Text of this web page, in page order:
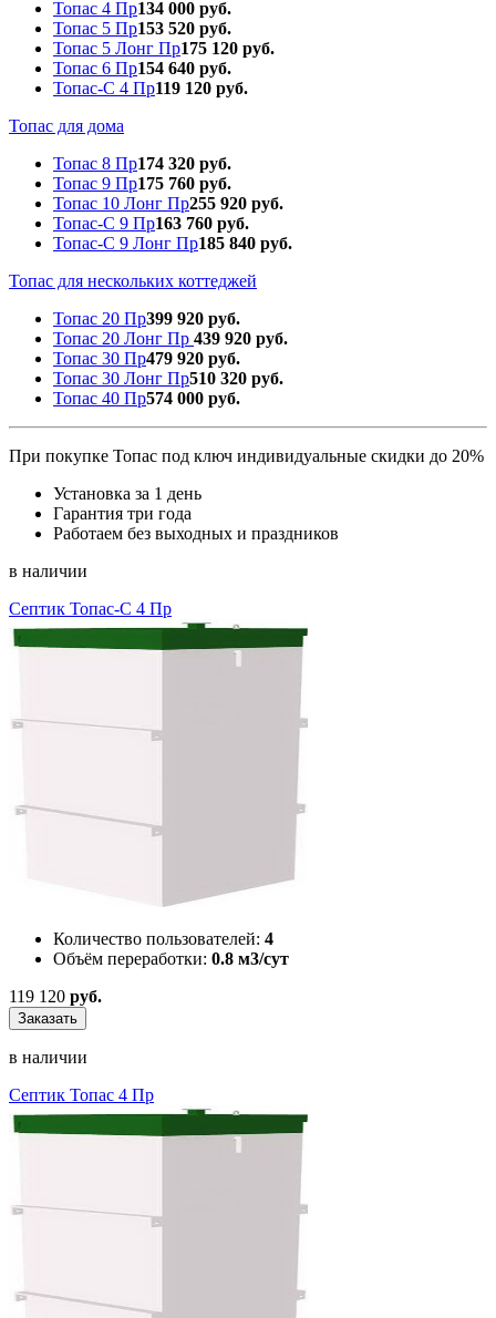
Топас 4 Пр134 000 руб.
Топас 5 Пр153 520 руб.
Топас 5 Лонг Пр175 120 руб.
Топас 6 Пр154 640 руб.
Топас-С 4 Пр119 120 руб.
Топас для дома
Топас 8 Пр174 320 руб.
Топас 9 Пр175 760 руб.
Топас 10 Лонг Пр255 920 руб.
Топас-С 9 Пр163 760 руб.
Топас-С 9 Лонг Пр185 840 руб.
Топас для нескольких коттеджей
Топас 20 Пр399 920 руб.
Топас 20 Лонг Пр 439 920 руб.
Топас 30 Пр479 920 руб.
Топас 30 Лонг Пр510 320 руб.
Топас 40 Пр574 000 руб.
При покупке Топас под ключ индивидуальные скидки до 20%
Установка за 1 день
Гарантия три года
Работаем без выходных и праздников
в наличии
Септик Топас-С 4 Пр
Количество пользователей: 4
Объём переработки: 0.8 м3/сут
119 120 руб.
Заказать
в наличии
Септик Топас 4 Пр